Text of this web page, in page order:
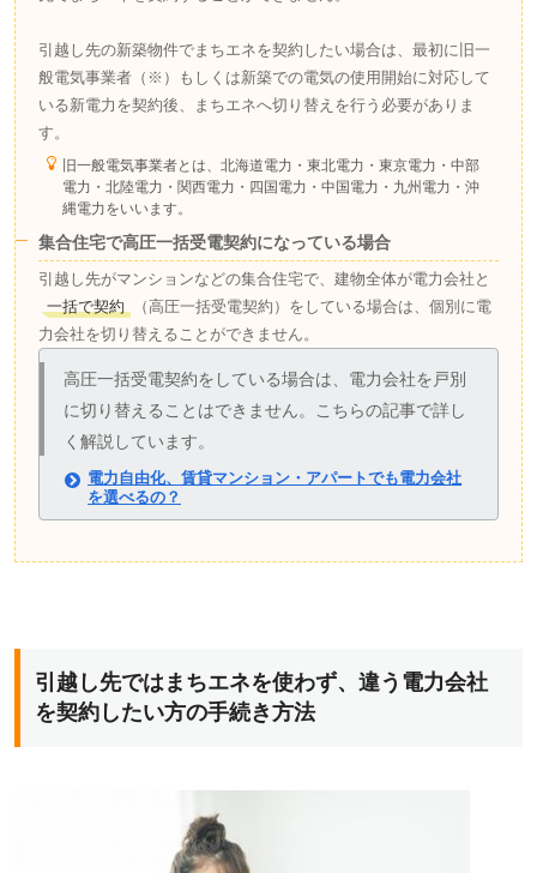
引越し先の新築物件でまちエネを契約したい場合は、最初に旧一
般電気事業者（※）もしくは新築での電気の使用開始に対応して
いる新電力を契約後、まちエネへ切り替えを行う必要がありま
す。
旧一般電気事業者とは、北海道電力・東北電力・東京電力・中部
電力・北陸電力・関西電力・四国電力・中国電力・九州電力・沖
縄電力をいいます。
集合住宅で高圧一括受電契約になっている場合
引越し先がマンションなどの集合住宅で、建物全体が電力会社と
一括で契約
（高圧一括受電契約）をしている場合は、個別に電
力会社を切り替えることができません。
高圧一括受電契約をしている場合は、電力会社を戸別
に切り替えることはできません。こちらの記事で詳し
く解説しています。
電力自由化、賃貸マンション・アパートでも電力会社
を選べるの？
引越し先ではまちエネを使わず、違う電力会社
を契約したい方の手続き方法